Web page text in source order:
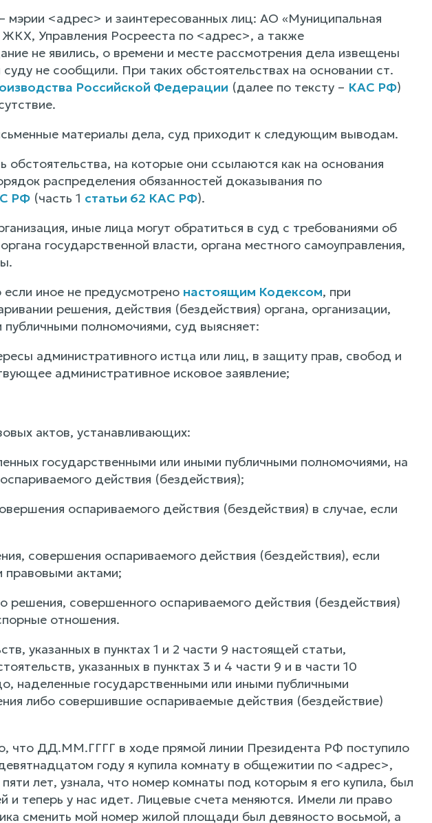
мэрии <адрес> и заинтересованных лиц: АО «Муниципальная
Управления Росрееста по <адрес>, а также
не явились, о времени и месте рассмотрения дела извещены
не сообщили. При таких обстоятельствах на основании ст.
Российской Федерации (далее по тексту – КАС РФ)
материалы дела, суд приходит к следующим выводам.
на которые они ссылаются как на основания
распределения обязанностей доказывания по
РФ(часть 1 статьи 62 КАС РФ).
иные лица могут обратиться в суд с требованиями об
государственной власти, органа местного самоуправления,
иное не предусмотрено настоящим Кодексом, при
решения, действия (бездействия) органа, организации,
полномочиями, суд выясняет:
административного истца или лиц, в защиту прав, свобод и
административное исковое заявление;
актов, устанавливающих:
государственными или иными публичными полномочиями, на
действия (бездействия);
оспариваемого действия (бездействия) в случае, если
совершения оспариваемого действия (бездействия), если
правовыми актами;
решения, совершенного оспариваемого действия (бездействия)
отношения.
указанных в пунктах 1 и 2 части 9 настоящей статьи,
указанных в пунктах 3 и 4 части 9 и в части 10
наделенные государственными или иными публичными
либо совершившие оспариваемые действия (бездействие)
что ДД.ММ.ГГГГ в ходе прямой линии Президента РФ поступило
году я купила комнату в общежитии по <адрес>,
лет, узнала, что номер комнаты под которым я его купила, был
и теперь у нас идет. Лицевые счета меняются. Имели ли право
сменить мой номер жилой площади был девяносто восьмой, а